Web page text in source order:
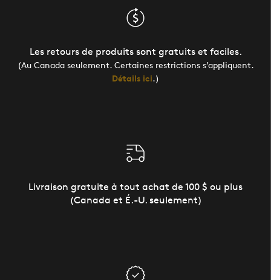
Les retours de produits sont gratuits et faciles.
(Au Canada seulement. Certaines restrictions s’appliquent.
Détails ici.)
Livraison gratuite à tout achat de 100 $ ou plus
(Canada et É.-U. seulement)